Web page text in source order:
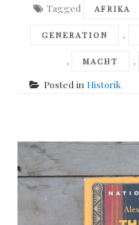
Tagged AFRIKA
GENERATION ,
, MACHT ,
Posted in Historik